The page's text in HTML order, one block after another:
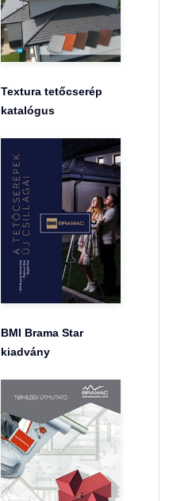
Textura tetőcserép
katalógus
BMI Brama Star
kiadvány